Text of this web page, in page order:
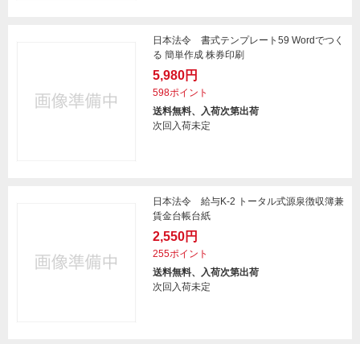
日本法令 書式テンプレート59 Wordでつく
る 簡単作成 株券印刷
5,980円
598ポイント
送料無料、入荷次第出荷
次回入荷未定
日本法令 給与K-2 トータル式源泉徴収簿兼
賃金台帳台紙
2,550円
255ポイント
送料無料、入荷次第出荷
次回入荷未定